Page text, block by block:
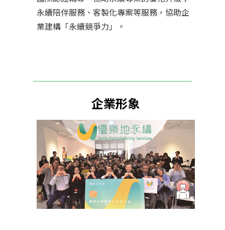
永續陪伴服務、客製化專案等服務，協助企
業建構「永續競爭力」。
企業形象